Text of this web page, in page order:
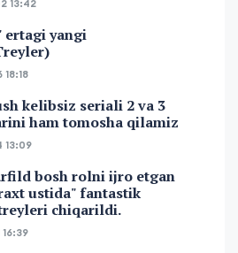
13:42
ertagi yangi
kelibsiz seriali 2 va 3
ham tomosha qilamiz
13:09
bosh rolni ijro etgan
ustida" fantastik
chiqarildi.